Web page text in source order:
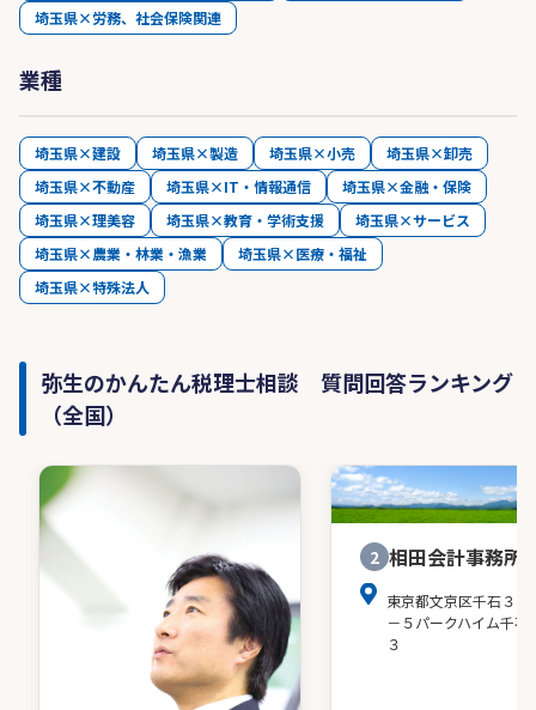
埼玉県×労務、社会保険関連
業種
埼玉県×建設 埼玉県×製造 埼玉県×小売
埼玉県×卸売
埼玉県×不動産
埼玉県×IT・情報通信
埼玉県×金融・保険
埼玉県×理美容
埼玉県×教育・学術支援
埼玉県×サービス
埼玉県×農業・林業・漁業
埼玉県×医療・福祉
埼玉県×特殊法人
弥生のかんたん税理士相談 質問回答ランキング
（全国）
2 相田会計事務所
東京都文京区千石３－
－５パークハイム千石
３